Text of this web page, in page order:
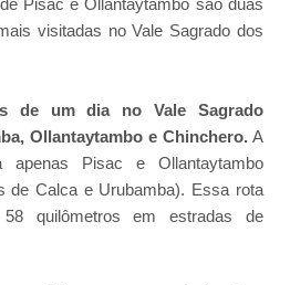
visitadas no Vale Sagrado dos
de um dia no Vale Sagrado
Ollantaytambo e Chinchero.A
apenas Pisac e Ollantaytambo
de Calca e Urubamba). Essa rota
58 quilômetros em estradas de